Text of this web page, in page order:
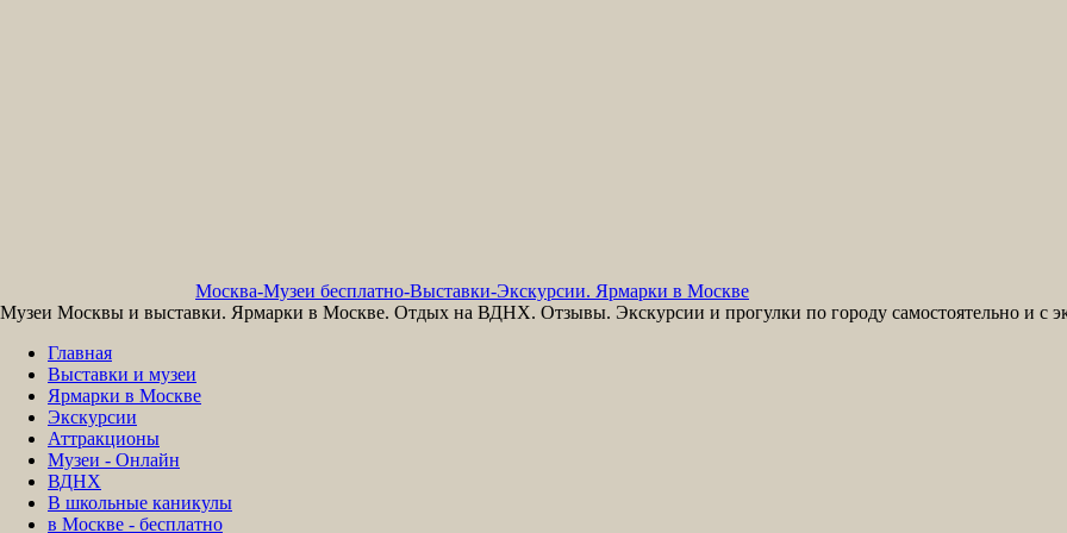
Москва-Музеи бесплатно-Выставки-Экскурсии. Ярмарки в Москве
Музеи Москвы и выставки. Ярмарки в Москве. Отдых на ВДНХ. Отзывы. Экскурсии и прогулки по городу самостоятельно и с
Главная
Выставки и музеи
Ярмарки в Москве
Экскурсии
Аттракционы
Музеи - Онлайн
ВДНХ
В школьные каникулы
в Москве - бесплатно